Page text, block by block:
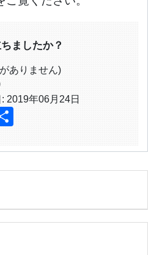
ましたか？
ありません)
2019年06月24日